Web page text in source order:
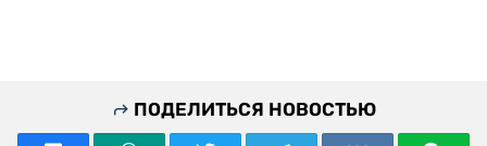
ПОДЕЛИТЬСЯ НОВОСТЬЮ